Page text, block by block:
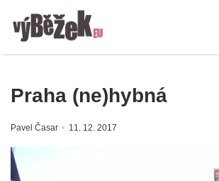
Praha (ne)hybná
Pavel Časar 11. 12. 2017